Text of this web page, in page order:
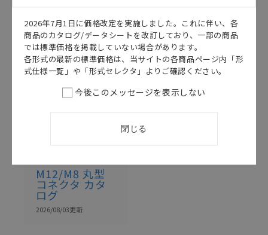
M12/M8 丸型
コネクタ カタ
ログ
2026/08/03更新
2026年7月1日に価格改定を実施しました。これに伴い、各
商品のカタログ/データシートを改訂しており、一部の商品
では標準価格を掲載していない場合があります。
各形式の最新の標準価格は、当サイトの各商品ページ内「形
式仕様一覧」や「形式セレクタ」よりご確認ください。
今後このメッセージを表示しない
閉じる